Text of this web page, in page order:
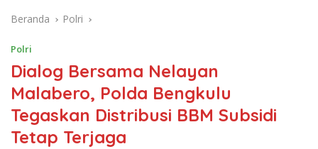
Beranda Polri
Polri
Dialog Bersama Nelayan
Malabero, Polda Bengkulu
Tegaskan Distribusi BBM Subsidi
Tetap Terjaga